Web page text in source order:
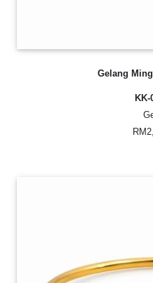
Gelang
KK-